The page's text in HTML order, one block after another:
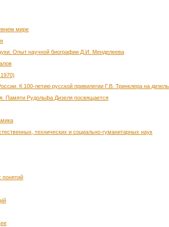
мире
Опыт научной биографии Д.И. Менделеева
К 100-летию русской привилегии Г.В. Тринклера на
Памяти Рудольфа Дизеля посвящается
технических и социально-гуманитарных наук
понятий